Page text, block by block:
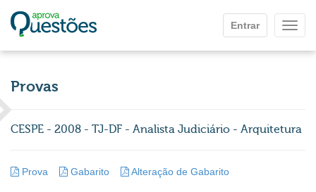
Entrar
Provas
CESPE - 2008 - TJ-DF - Analista Judiciário - Arquitetura
Prova Gabarito Alteração de Gabarito